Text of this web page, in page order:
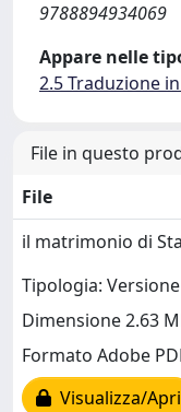
9788894934069
Appare nelle
2.5 Traduzione
File in questo
File
il matrimonio di
Tipologia:
Dimensione 2.63
Formato Adobe
Visualizza/Apri